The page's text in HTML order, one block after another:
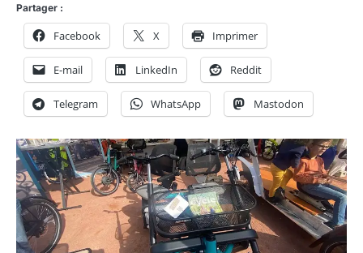
Partager :
Facebook X Imprimer
E-mail LinkedIn Reddit
Telegram WhatsApp Mastodon